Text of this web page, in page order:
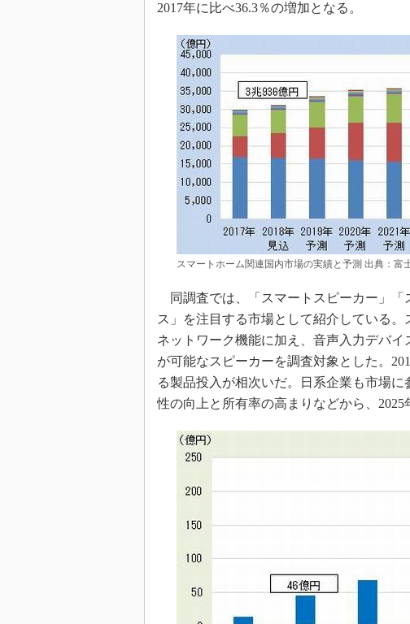
2017年に比べ36.3％の増加となる。
スマートホーム関連国内市場の実績と予測 出典：富
同調査では、「スマートスピーカー」「
ス」を注目する市場として紹介している
ネットワーク機能に加え、音声入力デバ
が可能なスピーカーを調査対象とした。
る製品投入が相次いだ。日系企業も市場
性の向上と所有率の高まりなどから、2025